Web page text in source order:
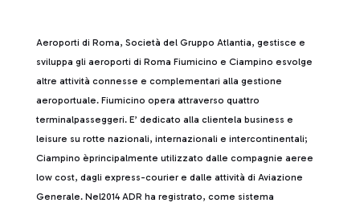
Aeroporti di Roma, Società del Gruppo Atlantia, gestisce e
sviluppa gli aeroporti di Roma Fiumicino e Ciampino esvolge
altre attività connesse e complementari alla gestione
aeroportuale. Fiumicino opera attraverso quattro
terminalpasseggeri. E’ dedicato alla clientela business e
leisure su rotte nazionali, internazionali e intercontinentali;
Ciampino èprincipalmente utilizzato dalle compagnie aeree
low cost, dagli express-courier e dalle attività di Aviazione
Generale. Nel2014 ADR ha registrato, come sistema